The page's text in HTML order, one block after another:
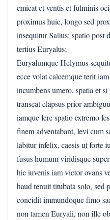
emicat et ventis et fulminis
proximus huic, longo sed
insequitur Salius; spatio post
tertius Euryalus;
Euryalumque Helymus
ecce volat calcemque terit
incumbens umero, spatia et
transeat elapsus prior
iamque fere spatio extremo
finem adventabant, levi cum
labitur infelix, caesis ut forte
fusus humum viridisque
hic iuvenis iam victor ovans
haud tenuit titubata solo, sed
concidit immundoque fimo
non tamen Euryali, non ille